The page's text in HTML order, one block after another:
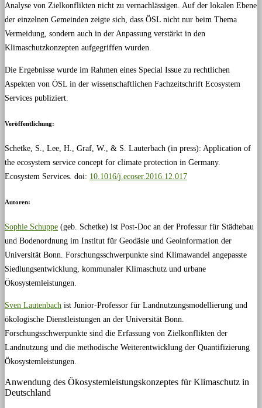
Analyse von Zielkonflikten nicht zu vernachlässigen. Auf der lokalen Ebene
der einzelnen Gemeinden zeigte sich, dass ÖSL nicht nur beim Thema
Vermeidung, sondern auch in der Anpassung verstärkt in den
Klimaschutzkonzepten aufgegriffen wurden.
Die Ergebnisse wurde im Rahmen eines Special Issue zu rechtlichen
Aspekten von ÖSL in der wissenschaftlichen Fachzeitschrift Ecosystem
Services publiziert.
Veröffentlichung:
Schetke, S., Lee, H., Graf, W., & S. Lauterbach (in press): Application of
the ecosystem service concept for climate protection in Germany.
Ecosystem Services. doi: 10.1016/j.ecoser.2016.12.017
Autoren:
Sophie Schuppe (geb. Schetke) ist Post-Doc an der Professur für Städtebau
und Bodenordnung im Institut für Geodäsie und Geoinformation der
Universität Bonn. Forschungsschwerpunkte sind Klimawandel angepasste
Siedlungsentwicklung, kommunaler Klimaschutz und urbane
Ökosystemleistungen.
Sven Lautenbach ist Junior-Professor für Landnutzungsmodellierung und
ökologische Dienstleistungen an der Universität Bonn.
Forschungsschwerpunkte sind die Erfassung von Zielkonflikten der
Landnutzung und die methodische Weiterentwicklung der Quantifizierung
Ökosystemleistungen.
Anwendung des Ökosystemleistungskonzeptes für Klimaschutz in
Deutschland